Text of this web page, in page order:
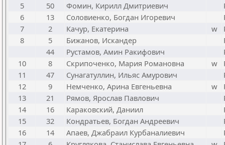
5
50 Фомин, Кирилл Дмитриевич
6
13 Соловиенко, Богдан Игоревич
7
2 Качур, Екатерина w
8
5 Бижанов, Искандер
44
Рустамов, Амин Ракифович
10
8 Скрипоченко, Мария Романовна w
11
47 Сунагатуллин, Ильяс Амурович
12
9 Немченко, Арина Евгеньевна w
13
21 Рямов, Ярослав Павлович
14
16 Караковский, Даниил
15
32 Кондратьев, Богдан Андреевич
16
14 Апаев, Джабраил Курбаналиевич